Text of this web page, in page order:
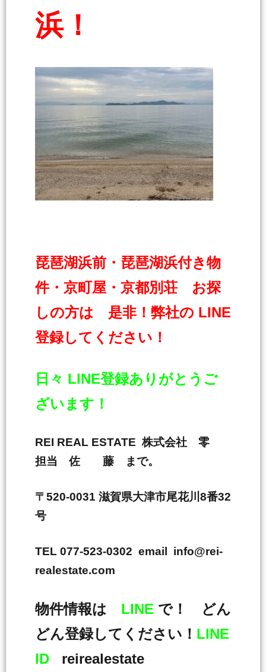
浜！
琵琶湖浜前・琵琶湖浜付き物
件・京町屋・京都別荘 お探
しの方は 是非！弊社の LINE
登録してください！
日々 LINE登録ありがとうご
ざいます！
REI REAL ESTATE 株式会社 零
担当 佐 藤 まで。
〒520-0031 滋賀県大津市尾花川8番32
号
TEL 077-523-0302 email info@rei-
realestate.com
物件情報は LINE で！ どん
どん登録してください！ LINE
ID reirealestate